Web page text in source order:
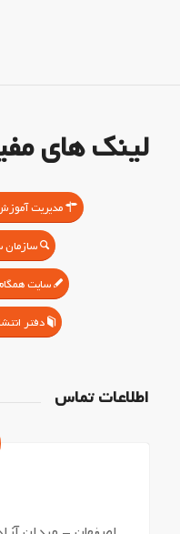
لینک های
مدیریت آموزش و
سایت
دفتر
اطلاعات تماس